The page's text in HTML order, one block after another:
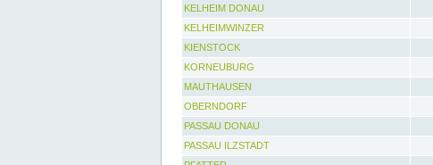
KELHEIM DONAU
KELHEIMWINZER
KIENSTOCK
KORNEUBURG
MAUTHAUSEN
OBERNDORF
PASSAU DONAU
PASSAU ILZSTADT